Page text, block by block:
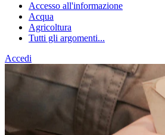
Accesso all'informazione
Acqua
Agricoltura
Tutti gli argomenti...
Accedi